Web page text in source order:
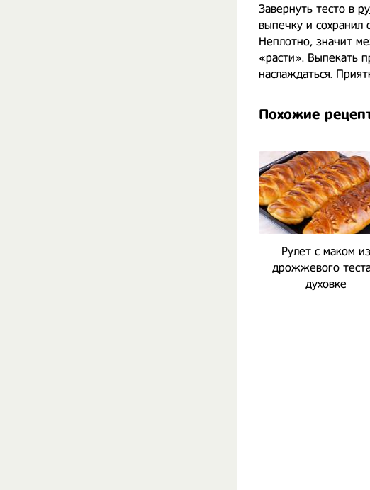
Завернуть тесто в
выпечку и сохранил
Неплотно, значит
«расти». Выпекать
наслаждаться.
Похожие
Рулет с маком из
дрожжевого
духовке